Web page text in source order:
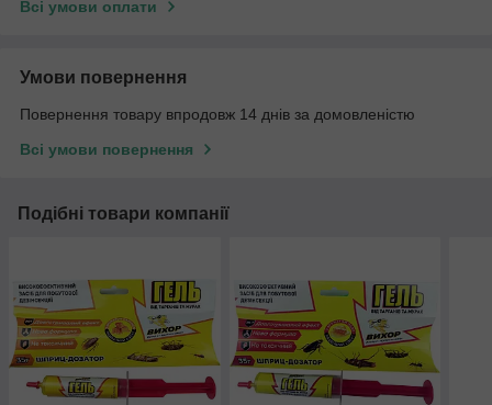
Всі умови оплати
Умови повернення
Повернення товару впродовж 14 днів за домовленістю
Всі умови повернення
Подібні товари компанії